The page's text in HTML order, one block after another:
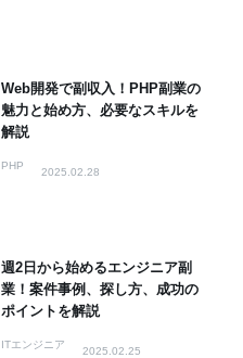
Web開発で副収入！PHP副業の
魅力と始め方、必要なスキルを
解説
PHP
2025.02.28
週2日から始めるエンジニア副
業！案件事例、探し方、成功の
ポイントを解説
ITエンジニア
2025.02.25